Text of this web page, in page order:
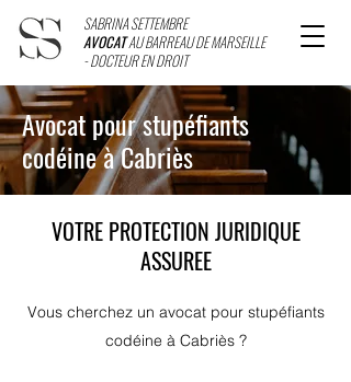
SABRINA SETTEMBRE
AVOCATAU BARREAU DE MARSEILLE
- DOCTEUR EN DROIT
Avocat pour stupéfiants
codéine à Cabriès
VOTRE PROTECTION JURIDIQUE
ASSUREE
Vous cherchez un avocat pour stupéfiants
codéine à Cabriès ?